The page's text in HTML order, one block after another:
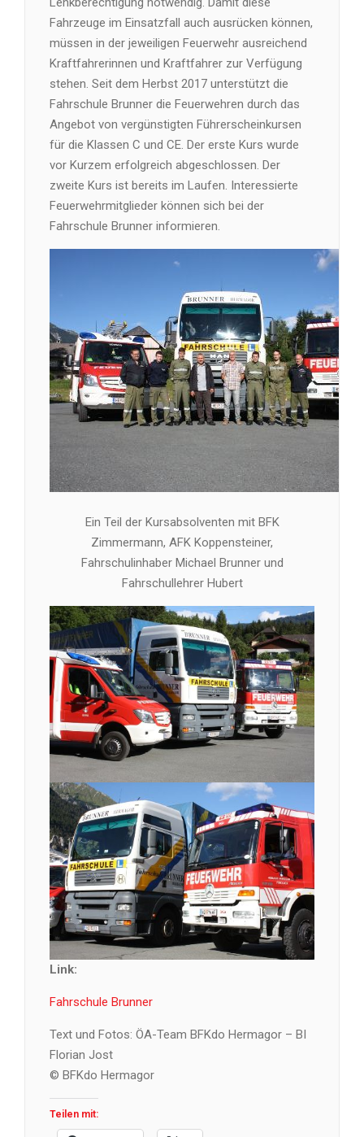
Fahrzeuge im Einsatzfall auch ausrücken können,
müssen in der jeweiligen Feuerwehr ausreichend
Kraftfahrerinnen und Kraftfahrer zur Verfügung
stehen. Seit dem Herbst 2017 unterstützt die
Fahrschule Brunner die Feuerwehren durch das
Angebot von vergünstigten Führerscheinkursen
für die Klassen C und CE. Der erste Kurs wurde
vor Kurzem erfolgreich abgeschlossen. Der
zweite Kurs ist bereits im Laufen. Interessierte
Feuerwehrmitglieder können sich bei der
Fahrschule Brunner informieren.
Ein Teil der Kursabsolventen mit BFK
Zimmermann, AFK Koppensteiner,
Fahrschulinhaber Michael Brunner und
Fahrschullehrer Hubert
Link:
Fahrschule Brunner
Text und Fotos: ÖA-Team BFKdo Hermagor – BI
Florian Jost
© BFKdo Hermagor
Teilen mit: